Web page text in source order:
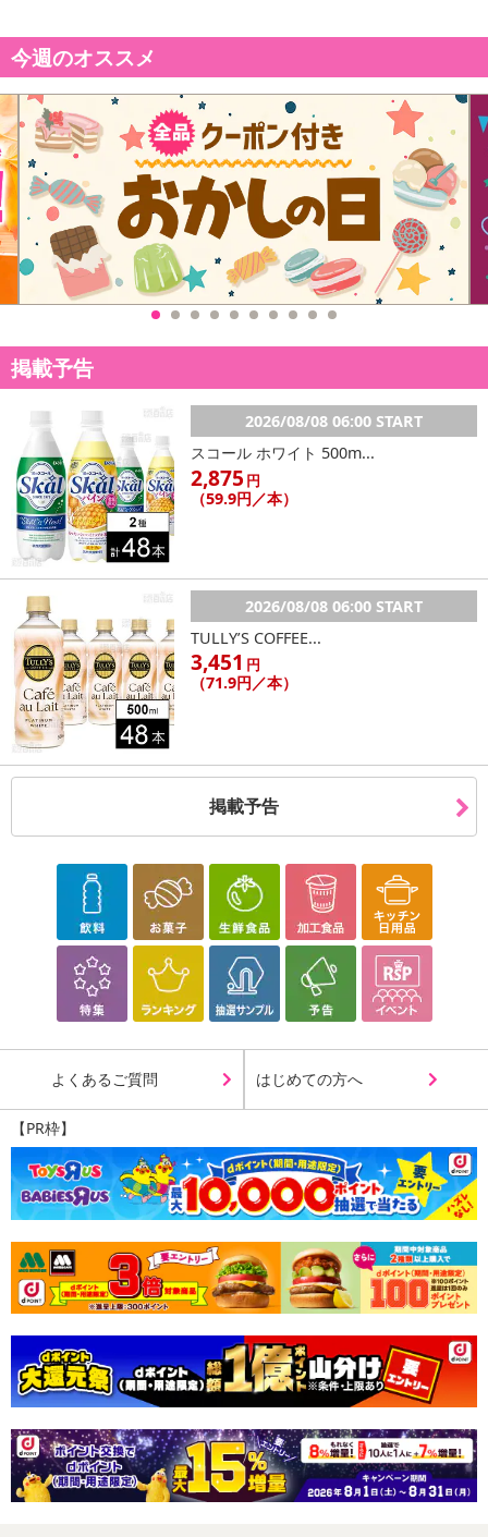
今週のオススメ
掲載予告
2026/08/08 06:00 START
スコール ホワイト 500m...
2,875 円
（59.9円／本）
2026/08/08 06:00 START
TULLY’S COFFEE...
3,451 円
（71.9円／本）
掲載予告
よくあるご質問 はじめての方へ
【PR枠】